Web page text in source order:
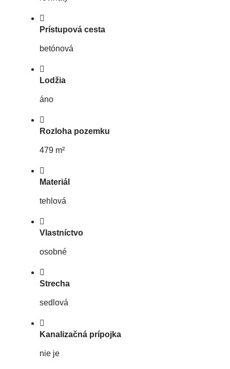
Prístupová cesta
betónová
Lodžia
áno
Rozloha pozemku
479 m²
Materiál
tehlová
Vlastníctvo
osobné
Strecha
sedlová
Kanalizačná prípojka
nie je